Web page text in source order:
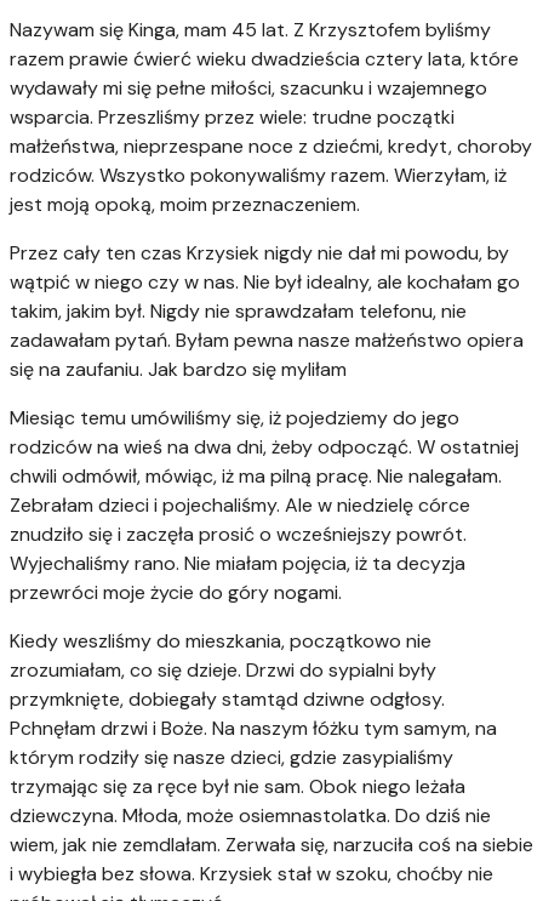
Nazywam się Kinga, mam 45 lat. Z Krzysztofem byliśmy
razem prawie ćwierć wieku dwadzieścia cztery lata, które
wydawały mi się pełne miłości, szacunku i wzajemnego
wsparcia. Przeszliśmy przez wiele: trudne początki
małżeństwa, nieprzespane noce z dziećmi, kredyt, choroby
rodziców. Wszystko pokonywaliśmy razem. Wierzyłam, iż
jest moją opoką, moim przeznaczeniem.
Przez cały ten czas Krzysiek nigdy nie dał mi powodu, by
wątpić w niego czy w nas. Nie był idealny, ale kochałam go
takim, jakim był. Nigdy nie sprawdzałam telefonu, nie
zadawałam pytań. Byłam pewna nasze małżeństwo opiera
się na zaufaniu. Jak bardzo się myliłam
Miesiąc temu umówiliśmy się, iż pojedziemy do jego
rodziców na wieś na dwa dni, żeby odpocząć. W ostatniej
chwili odmówił, mówiąc, iż ma pilną pracę. Nie nalegałam.
Zebrałam dzieci i pojechaliśmy. Ale w niedzielę córce
znudziło się i zaczęła prosić o wcześniejszy powrót.
Wyjechaliśmy rano. Nie miałam pojęcia, iż ta decyzja
przewróci moje życie do góry nogami.
Kiedy weszliśmy do mieszkania, początkowo nie
zrozumiałam, co się dzieje. Drzwi do sypialni były
przymknięte, dobiegały stamtąd dziwne odgłosy.
Pchnęłam drzwi i Boże. Na naszym łóżku tym samym, na
którym rodziły się nasze dzieci, gdzie zasypialiśmy
trzymając się za ręce był nie sam. Obok niego leżała
dziewczyna. Młoda, może osiemnastolatka. Do dziś nie
wiem, jak nie zemdlałam. Zerwała się, narzuciła coś na siebie
i wybiegła bez słowa. Krzysiek stał w szoku, choćby nie